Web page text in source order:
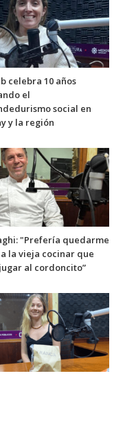
celebra 10 años
el
social en
y la región
"Prefería quedarme
la vieja cocinar que
al cordoncito”